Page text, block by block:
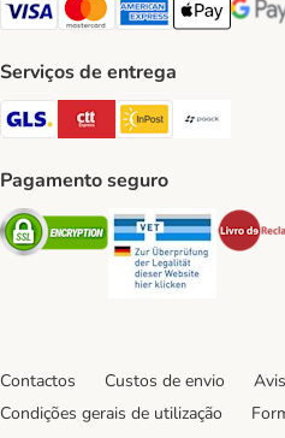
Visa Payment Method
Mastercard Payment Method
American Express
Apple Pay
Serviços de entrega
GLS Shipping Method
CTTExpress Shipping
InPost
Pagamento seguro
Security Security
Contactos Custos de envio
Condições gerais de utilização